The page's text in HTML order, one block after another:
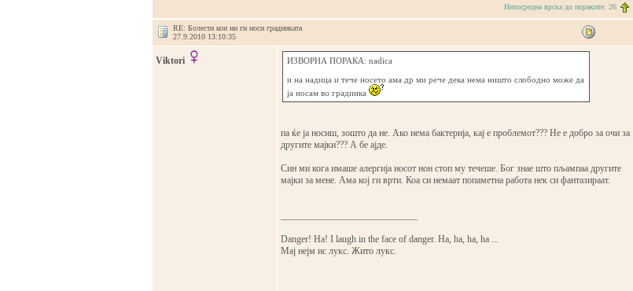
Непосредна врска до пораките: 26
RE: Болести кои ни ги носи градинката
27.9.2010 13:10:35
Viktori
ИЗВОРНА ПОРАКА: nadica
и на надица и тече носето ама др ми рече дека нема ништо слободно може да
ја носам во градинка
па ќе ја носиш, зошто да не. Ако нема бактерија, кај е проблемот??? Не е добро за очи за
другите мајки??? А бе ајде.
Син ми кога имаше алергија носот нон стоп му течеше. Бог знае што пљампаа другите
мајки за мене. Ама кој ги врти. Коа си немаат попаметна работа нек си фантазираат.
Danger! Ha! I laugh in the face of danger. Ha, ha, ha, ha ...
Мај нејм ис лукс. Жито лукс.